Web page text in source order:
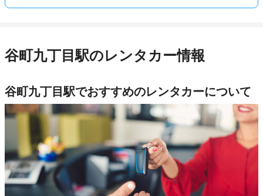
谷町九丁目駅のレンタカー情報
谷町九丁目駅でおすすめのレンタカーについて